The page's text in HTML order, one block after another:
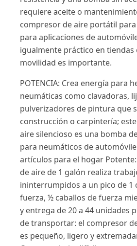
requiere aceite o
compresor de aire portátil
para aplicaciones de
igualmente práctico en tiendas
movilidad es importante.
POTENCIA: Crea energía para
neumáticas como clavadoras,
pulverizadores de pintura que
construcción o carpintería;
aire silencioso es una bomba
para neumáticos de
artículos para el hogar
de aire de 1 galón realiza
ininterrumpidos a un pico de 1
fuerza, ½ caballos de fuerza
y entrega de 20 a 44 unidades
de transportar: el compresor
es pequeño, ligero y